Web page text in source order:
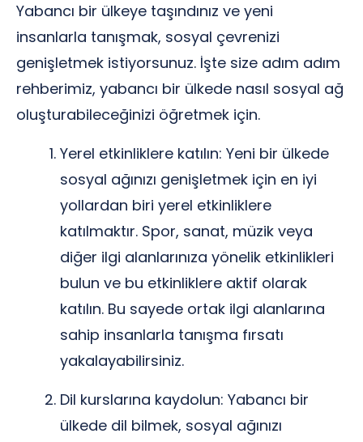
Yabancı bir ülkeye taşındınız ve yeni
insanlarla tanışmak, sosyal çevrenizi
genişletmek istiyorsunuz. İşte size adım adım
rehberimiz, yabancı bir ülkede nasıl sosyal ağ
oluşturabileceğinizi öğretmek için.
Yerel etkinliklere katılın: Yeni bir ülkede
sosyal ağınızı genişletmek için en iyi
yollardan biri yerel etkinliklere
katılmaktır. Spor, sanat, müzik veya
diğer ilgi alanlarınıza yönelik etkinlikleri
bulun ve bu etkinliklere aktif olarak
katılın. Bu sayede ortak ilgi alanlarına
sahip insanlarla tanışma fırsatı
yakalayabilirsiniz.
Dil kurslarına kaydolun: Yabancı bir
ülkede dil bilmek, sosyal ağınızı